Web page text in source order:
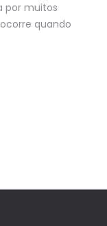
por muitos
quando